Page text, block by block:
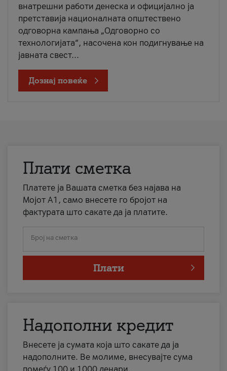
внатрешни работи денеска и официјално ја
претставија националната општествено
одговорна кампања „Одговорно со
технологијата“, насочена кон подигнување на
јавната свест...
Дознај повеќе
Плати сметка
Платете ја Вашата сметка без најава на
Мојот А1, само внесете го бројот на
фактурата што сакате да ја платите.
Број на сметка
Плати
Надополни кредит
Внесете ја сумата која што сакате да ја
надополните. Ве молиме, внесувајте сума